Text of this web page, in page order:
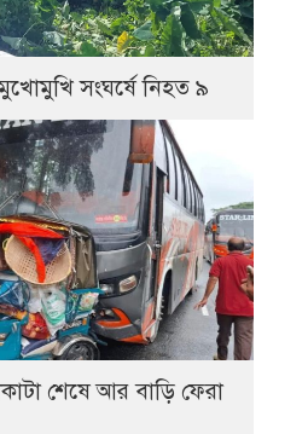
সংঘর্ষে নিহত ৯
শেষে আর বাড়ি ফেরা